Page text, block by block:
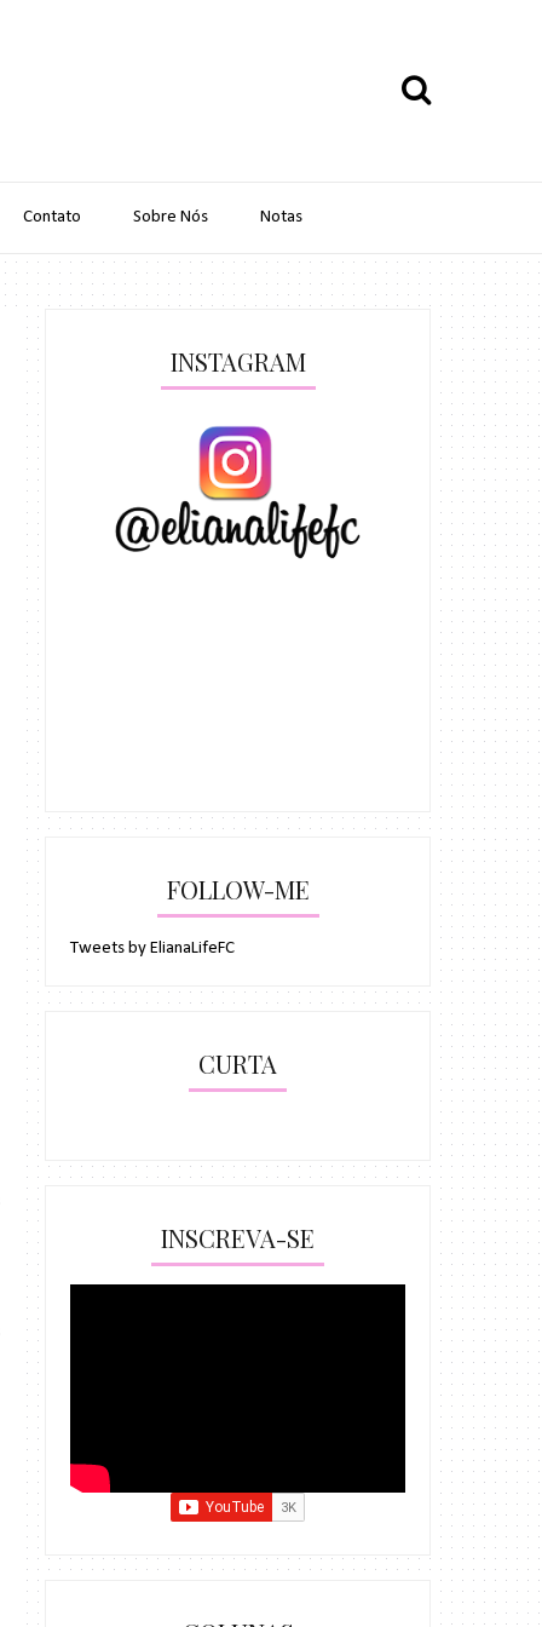
Contato Sobre Nós Notas
INSTAGRAM
FOLLOW-ME
Tweets by ElianaLifeFC
CURTA
INSCREVA-SE